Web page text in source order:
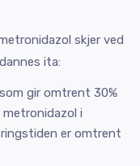
skjer ved
ita:
gir omtrent 30%
i
er omtrent